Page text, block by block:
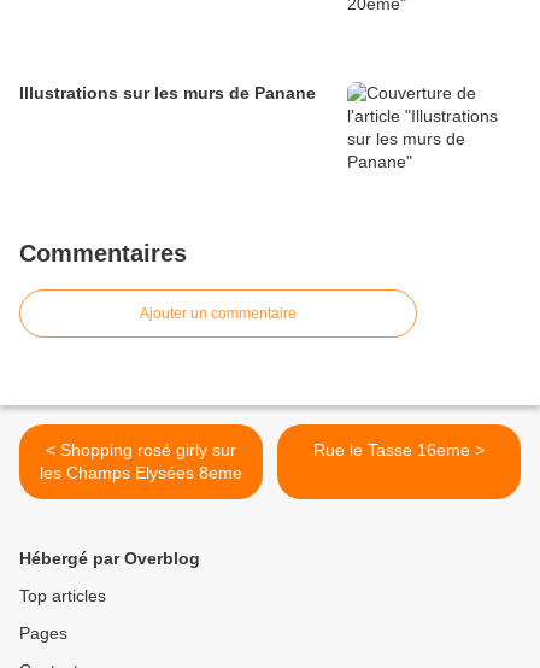
Illustrations sur les murs de Panane
Commentaires
Ajouter un commentaire
< Shopping rosé girly sur
les Champs Elysées 8eme
Rue le Tasse 16eme >
Hébergé par Overblog
Top articles
Pages